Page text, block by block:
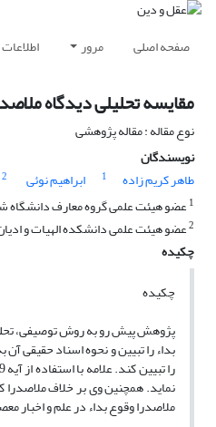
صفحه اصلی مرور
مقایسه تحلیلی دیدگاه
نوع مقاله : مقاله پژوهشی
نویسندگان
طاهر کریم زاده
1 ابراهیم نوئی 2
1عضو هیئت علمی گروه معارف دانشگاه
2عضو هیئت علمی دانشکده الهیات و
چکیده
چکیده
پژوهش پیش رو به روش توصیفی،
بداء را تبیین و نحوه اسناد حقیقی آن
نماید. همچنین وی بر خلاف
ملاصدرا وقوع بداء در علم و اخبار